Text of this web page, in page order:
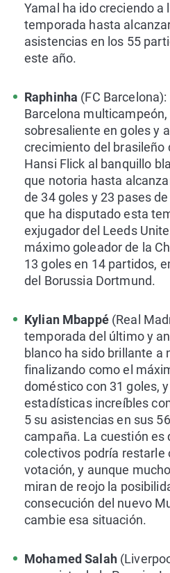
Yamal ha ido creciendo a
temporada hasta
asistencias en los 55
este año.
Raphinha (FC
Barcelona
sobresaliente en goles y
crecimiento del brasileño
Hansi Flick al banquillo
que notoria hasta
de 34 goles y 23 pases
que ha disputado esta
exjugador del Leeds
máximo goleador de la
13 goles en 14 partidos,
del Borussia Dortmund.
Kylian Mbappé (Real
temporada del último y
blanco ha sido brillante a
finalizando como el
doméstico con 31 goles,
estadísticas increíbles
5 su asistencias en sus
campaña. La cuestión es
colectivos podría restarle
votación, y aunque
miran de reojo la
consecución del nuevo
cambie esa situación.
Mohamed Salah